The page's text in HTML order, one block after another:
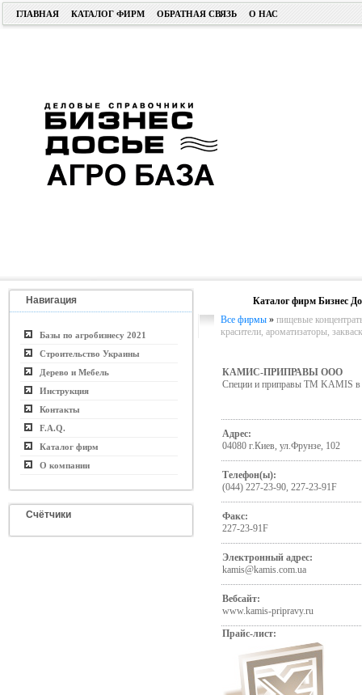
ГЛАВНАЯ КАТАЛОГ ФИРМ ОБРАТНАЯ СВЯЗЬ О НАС
Навигация
Базы по агробизнесу 2021
Строительство Украины
Дерево и Мебель
Инструкция
Контакты
F.A.Q.
Каталог фирм
О компании
Счётчики
Каталог фирм Бизнес
Все фирмы » пищевые
красители, ароматизаторы,
КАМИС-ПРИПРАВЫ ООО
Специи и приправы ТМ KAMIS в
Адрес:
04080 г.Киев, ул.Фрунзе, 102
Телефон(ы):
(044) 227-23-90, 227-23-91F
Факс:
227-23-91F
Электронный адрес:
kamis@kamis.com.ua
Вебсайт:
www.kamis-pripravy.ru
Прайс-лист: